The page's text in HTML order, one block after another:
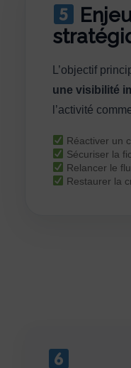
L’objectif
une visibilité
l’activité
Réactiver un
Sécuriser la
Relancer le
Restaurer la